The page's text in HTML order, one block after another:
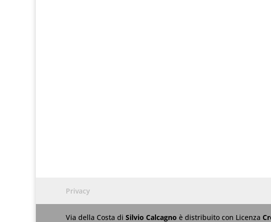
Privacy
Via della Costa di Silvio Calcagno è distribuito con Licenza